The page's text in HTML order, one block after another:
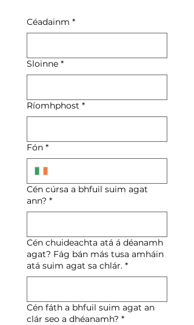
Céadainm *
Sloinne *
Ríomhphost *
Fón *
Cén cúrsa a bhfuil suim agat
ann? *
Cén chuideachta atá á déanamh
agat? Fág bán más tusa amháin
atá suim agat sa chlár. *
Cén fáth a bhfuil suim agat an
clár seo a dhéanamh? *